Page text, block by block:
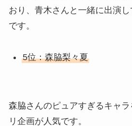
おり、青木さんと一緒に出演
です。
5位：森脇梨々夏
森脇さんのピュアすぎるキャ
リ企画が人気です。